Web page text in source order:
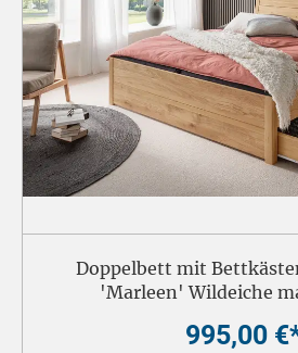
Doppelbett mit
'Marleen' Wildeiche
995,00